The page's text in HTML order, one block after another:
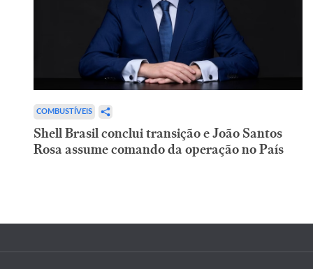
COMBUSTÍVEIS
Shell Brasil conclui transição e João Santos
Rosa assume comando da operação no País